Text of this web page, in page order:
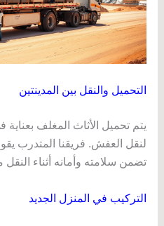
التحميل والنقل بين المدينتين
يتم تحميل الأثاث المغلف
لنقل العفش. فريقنا المتدرب
تضمن سلامته وأمانه أثناء
التركيب في المنزل الجديد